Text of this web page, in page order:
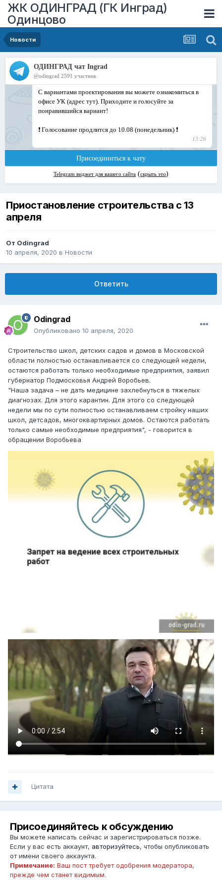
ЖК ОДИНГРАД (ГК Инград)
Одинцово
Новости
Приостановление строительства с 13
апреля
От Odingrad
10 апреля, 2020 в Новости
Ответить
Odingrad
Опубликовано 10 апреля, 2020
Строительство школ, детских садов и домов в Московской
области полностью останавливается со следующей недели,
остаются работать только необходимые предприятия, заявил
губернатор Подмосковья Андрей Воробьев.
"Наша задача – не дать медицине захлебнуться в тяжелых
диагнозах. Для этого карантин. Для этого со следующей
недели мы по сути полностью останавливаем стройку наших
школ, детсадов, многоквартирных домов. Остаются работать
только самые необходимые предприятия", - говорится в
обращении Воробьева
Цитата
Присоединяйтесь к обсуждению
Вы можете написать сейчас и зарегистрироваться позже.
Если у вас есть аккаунт, авторизуйтесь, чтобы опубликовать
от имени своего аккаунта.
Примечание: Ваш пост требует одобрения модератора,
прежде чем станет видимым.